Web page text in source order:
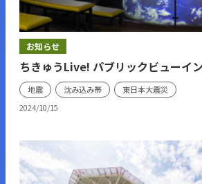
2024/10/15
お知らせ
ちきゅうLive! パブリックビューイ
地震 沈み込み帯 東日本大震災